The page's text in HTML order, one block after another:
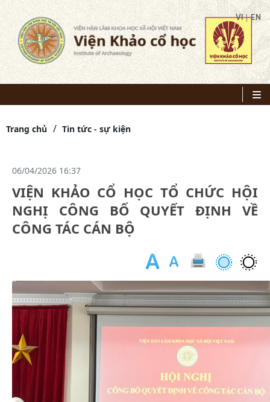
VI|EN
Trang chủ Tin tức - sự kiện
06/04/2026 16:37
VIỆN KHẢO CỔ HỌC TỔ CHỨC HỘI
NGHỊ CÔNG BỐ QUYẾT ĐỊNH VỀ
CÔNG TÁC CÁN BỘ